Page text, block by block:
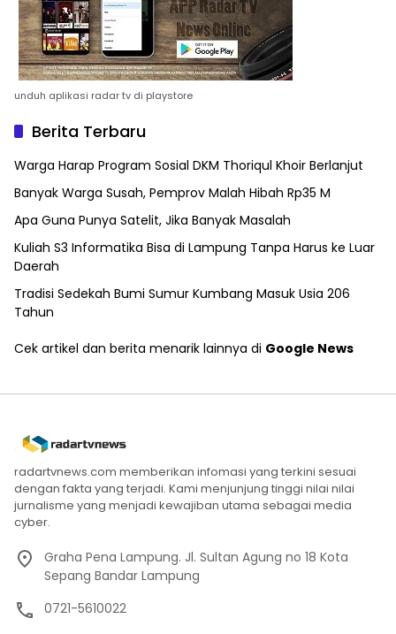
unduh aplikasi radar tv di playstore
Berita Terbaru
Warga Harap Program Sosial DKM Thoriqul Khoir Berlanjut
Banyak Warga Susah, Pemprov Malah Hibah Rp35 M
Apa Guna Punya Satelit, Jika Banyak Masalah
Kuliah S3 Informatika Bisa di Lampung Tanpa Harus ke Luar
Daerah
Tradisi Sedekah Bumi Sumur Kumbang Masuk Usia 206
Tahun
Cek artikel dan berita menarik lainnya di Google News
radartvnews.com memberikan infomasi yang terkini sesuai
dengan fakta yang terjadi. Kami menjunjung tinggi nilai nilai
jurnalisme yang menjadi kewajiban utama sebagai media
cyber.
Graha Pena Lampung. Jl. Sultan Agung no 18 Kota
Sepang Bandar Lampung
0721-5610022